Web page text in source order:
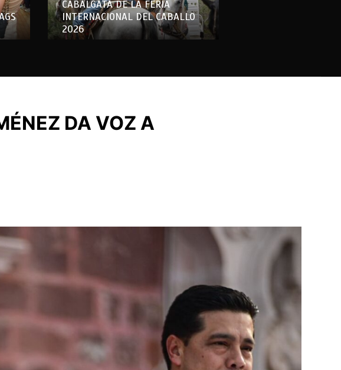
CABALGATA DE LA FERIA
INTERNACIONAL DEL CABALLO
2026
DA VOZ A